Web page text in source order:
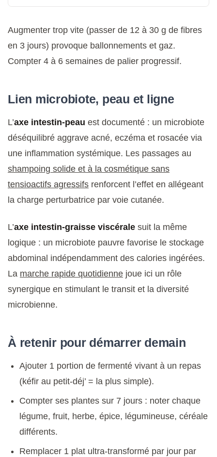
Augmenter trop vite (passer de 12 à 30 g de fibres
en 3 jours) provoque ballonnements et gaz.
Compter 4 à 6 semaines de palier progressif.
Lien microbiote, peau et ligne
L’axe intestin-peau est documenté : un microbiote
déséquilibré aggrave acné, eczéma et rosacée via
une inflammation systémique. Les passages au
shampoing solide et à la cosmétique sans
tensioactifs agressifs renforcent l’effet en allégeant
la charge perturbatrice par voie cutanée.
L’axe intestin-graisse viscérale suit la même
logique : un microbiote pauvre favorise le stockage
abdominal indépendamment des calories ingérées.
La marche rapide quotidienne joue ici un rôle
synergique en stimulant le transit et la diversité
microbienne.
À retenir pour démarrer demain
Ajouter 1 portion de fermenté vivant à un repas
(kéfir au petit-déj’ = la plus simple).
Compter ses plantes sur 7 jours : noter chaque
légume, fruit, herbe, épice, légumineuse, céréale
différents.
Remplacer 1 plat ultra-transformé par jour par